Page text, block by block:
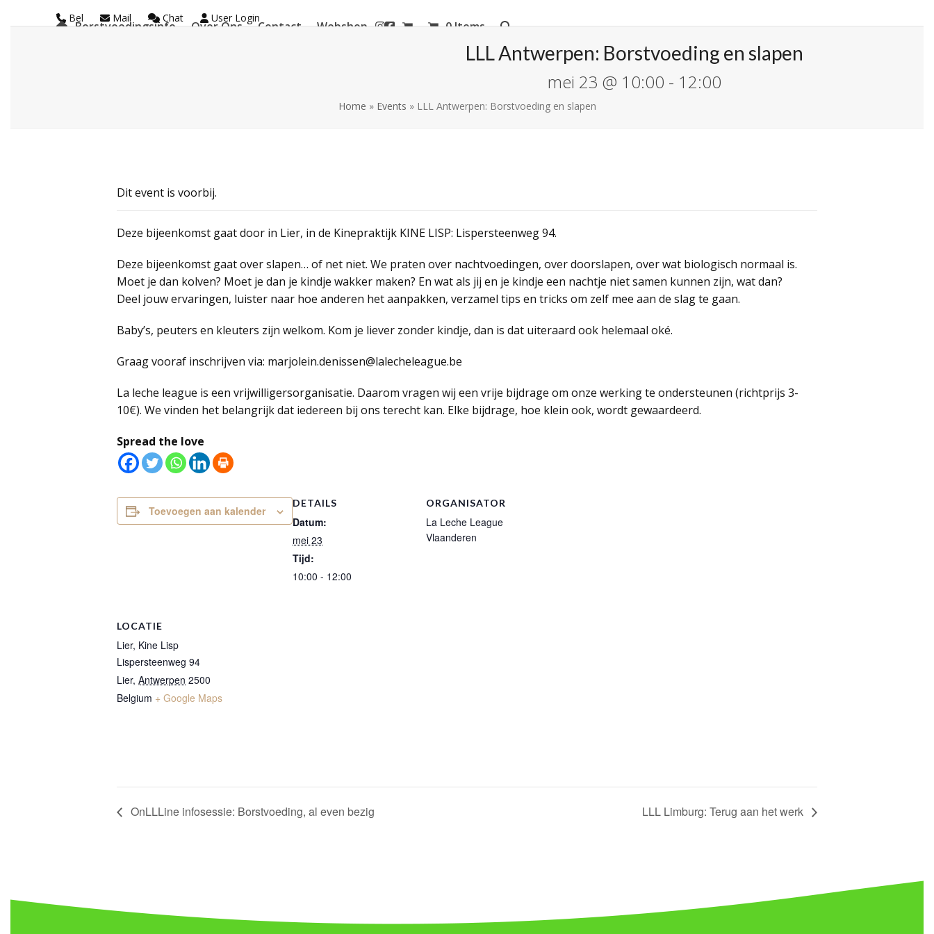
Bel Mail Chat User Login
Borstvoedingsinfo Over Ons Contact Webshop 0 Items
LLL Antwerpen: Borstvoeding en slapen
mei 23 @ 10:00 - 12:00
Home » Events » LLL Antwerpen: Borstvoeding en slapen
Dit event is voorbij.
Deze bijeenkomst gaat door in Lier, in de Kinepraktijk KINE LISP: Lispersteenweg 94.
Deze bijeenkomst gaat over slapen… of net niet. We praten over nachtvoedingen, over doorslapen, over wat biologisch normaal is.
Moet je dan kolven? Moet je dan je kindje wakker maken? En wat als jij en je kindje een nachtje niet samen kunnen zijn, wat dan?
Deel jouw ervaringen, luister naar hoe anderen het aanpakken, verzamel tips en tricks om zelf mee aan de slag te gaan.
Baby’s, peuters en kleuters zijn welkom. Kom je liever zonder kindje, dan is dat uiteraard ook helemaal oké.
Graag vooraf inschrijven via: marjolein.denissen@lalecheleague.be
La leche league is een vrijwilligersorganisatie. Daarom vragen wij een vrije bijdrage om onze werking te ondersteunen (richtprijs 3-
10€). We vinden het belangrijk dat iedereen bij ons terecht kan. Elke bijdrage, hoe klein ook, wordt gewaardeerd.
Spread the love
Toevoegen aan kalender
DETAILS
Datum:
mei 23
Tijd:
10:00 - 12:00
ORGANISATOR
La Leche League
Vlaanderen
LOCATIE
Lier, Kine Lisp
Lispersteenweg 94
Lier, Antwerpen 2500
Belgium + Google Maps
OnLLLine infosessie: Borstvoeding, al even bezig LLL Limburg: Terug aan het werk